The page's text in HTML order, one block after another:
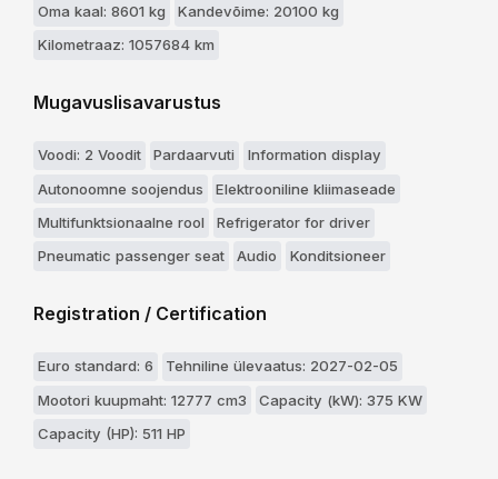
Oma kaal: 8601 kg
Kandevõime: 20100 kg
Kilometraaz: 1057684 km
Mugavuslisavarustus
Voodi: 2 Voodit Pardaarvuti
Information display
Autonoomne soojendus
Elektrooniline kliimaseade
Multifunktsionaalne rool
Refrigerator for driver
Pneumatic passenger seat
Audio Konditsioneer
Registration / Certification
Euro standard: 6
Tehniline ülevaatus: 2027-02-05
Mootori kuupmaht: 12777 cm3
Capacity (kW): 375 KW
Capacity (HP): 511 HP